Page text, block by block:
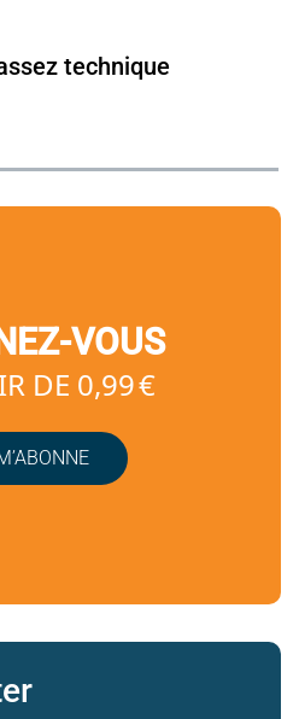
technique
VOUS
DE 0,99 €